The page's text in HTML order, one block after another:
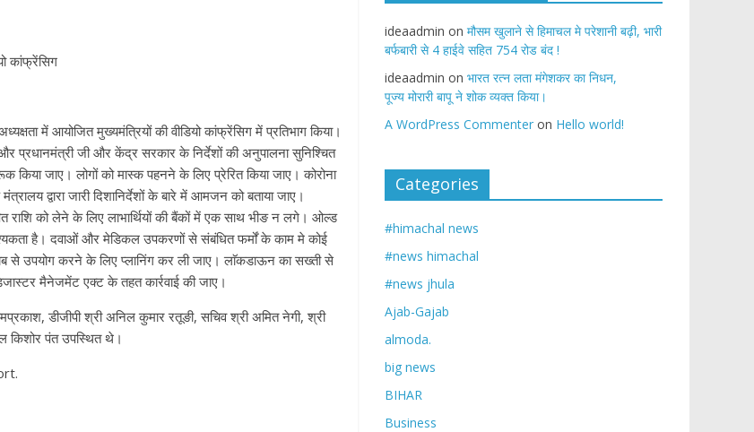
कांफ्रेंसिग
में आयोजित मुख्यमंत्रियों की वीडियो कांफ्रेंसिग में प्रतिभाग किया।
प्रधानमंत्री जी और केंद्र सरकार के निर्देशों की अनुपालना सुनिश्चित
जाए। लोगों को मास्क पहनने के लिए प्रेरित किया जाए। कोरोना
द्वारा जारी दिशानिर्देशों के बारे में आमजन को बताया जाए।
राशि को लेने के लिए लाभार्थियों की बैंकों में एक साथ भीङ न लगे। ओल्ड
है। दवाओं और मेडिकल उपकरणों से संबंधित फर्मों के काम मे कोई
उपयोग करने के लिए प्लानिंग कर ली जाए। लाॅकडाऊन का सख्ती से
मैनेजमेंट एक्ट के तहत कार्रवाई की जाए।
डीजीपी श्री अनिल कुमार रतूङी, सचिव श्री अमित नेगी, श्री
किशोर पंत उपस्थित थे।
ideaadmin on मौसम खुलाने से हिमाचल मे परेशानी बढ़ी, भारी
बर्फबारी से 4 हाईवे सहित 754 रोड बंद !
ideaadmin on भारत रत्न लता मंगेशकर का निधन,
पूज्य मोरारी बापू ने शोक व्यक्त किया।
A WordPress Commenter on Hello world!
Categories
#himachal news
#news himachal
#news jhula
Ajab-Gajab
almoda.
big news
BIHAR
Business